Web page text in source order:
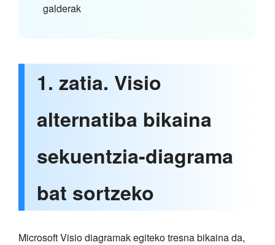
galderak
1. zatia. Visio
alternatiba bikaina
sekuentzia-diagrama
bat sortzeko
Microsoft Visio diagramak egiteko tresna bikaina da,